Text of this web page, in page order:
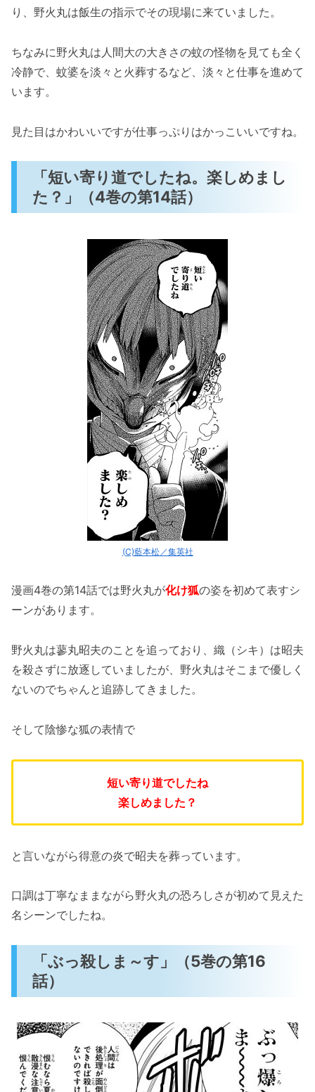
り、野火丸は飯生の指示でその現場に来ていました。
ちなみに野火丸は人間大の大きさの蚊の怪物を見ても全く
冷静で、蚊婆を淡々と火葬するなど、淡々と仕事を進めて
います。
見た目はかわいいですが仕事っぷりはかっこいいですね。
「短い寄り道でしたね。楽しめまし
た？」（4巻の第14話）
(C)藍本松／集英社
漫画4巻の第14話では野火丸が化け狐の姿を初めて表すシ
ーンがあります。
野火丸は蓼丸昭夫のことを追っており、織（シキ）は昭夫
を殺さずに放逐していましたが、野火丸はそこまで優しく
ないのでちゃんと追跡してきました。
そして陰惨な狐の表情で
短い寄り道でしたね
楽しめました？
と言いながら得意の炎で昭夫を葬っています。
口調は丁寧なままながら野火丸の恐ろしさが初めて見えた
名シーンでしたね。
「ぶっ殺しま～す」（5巻の第16
話）